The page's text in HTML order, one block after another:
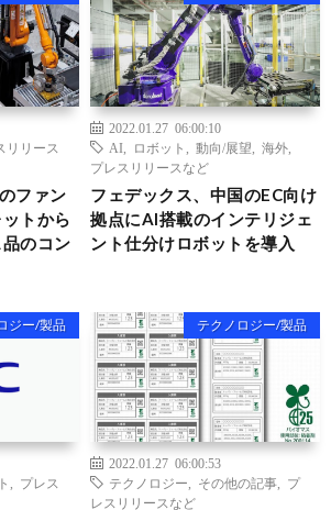
リリース
ファン
トから
のコン
2022.01.27 06:00:10
AI
ロボット 動向/展望 海外
プレスリリースなど
フェデックス、中国のEC向け
拠点にAI搭載のインテリジェ
ント仕分けロボットを導入
ジー/製品
プレス
テクノロジー/製品
2022.01.27 06:00:53
テクノロジー
その他の記事
プ
レスリリースなど